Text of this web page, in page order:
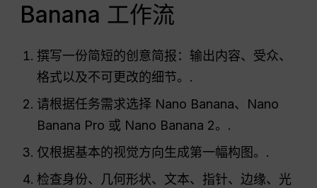
Banana 工作流
撰写一份简短的创意简报：输出内容、受众、
格式以及不可更改的细节。.
请根据任务需求选择 Nano Banana、Nano
Banana Pro 或 Nano Banana 2。.
仅根据基本的视觉方向生成第一幅构图。.
检查身份、几何形状、文本、指针、边缘、光